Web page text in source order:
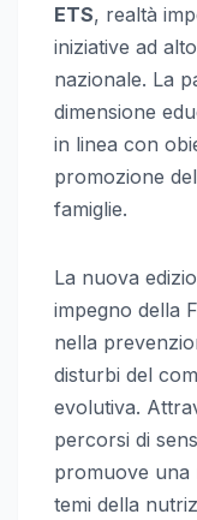
ETS, realtà
iniziative ad
nazionale. La
dimensione
in linea con
promozione
famiglie.
La nuova
impegno della
nella
disturbi del
evolutiva.
percorsi di
promuove una
temi della